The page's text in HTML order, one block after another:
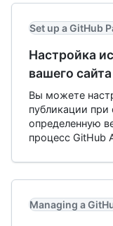
Set up a GitHub
Настройка
вашего
Вы можете
публикации при
определенную
процесс GitHub
Managing a